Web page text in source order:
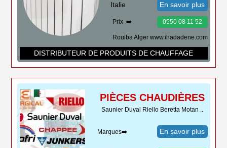
Italie En savoir plus
Prix ➡️ 0550 08 11 52
Rouiba Alger www.ihadadene.com
DISTRIBUTEUR DE PRODUITS DE CHAUFFAGE
PIÈCES CHAUDIÈRES
Saunier Duval Riello Beretta Motan ..
Marques➡️ En savoir plus